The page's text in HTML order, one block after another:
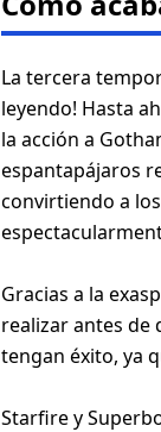
La tercera
leyendo! Hasta
la acción a
espantapájaros
convirtiendo a
Gracias a la
realizar antes de
tengan éxito, ya
Starfire y